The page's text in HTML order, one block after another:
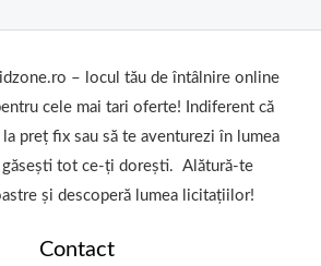
– locul tău de întâlnire online
cele mai tari oferte! Indiferent că
preț fix sau să te aventurezi în lumea
găsești tot ce-ți dorești. Alătură-te
și descoperă lumea licitațiilor!
Contact